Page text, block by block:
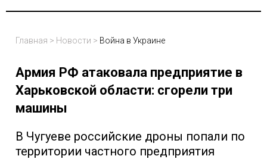
Главная > Новости > Война в Украине
Армия РФ атаковала предприятие в
Харьковской области: сгорели три
машины
В Чугуеве российские дроны попали по
территории частного предприятия